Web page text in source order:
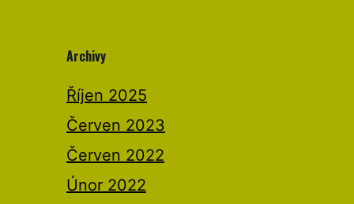
Archivy
Říjen 2025
Červen 2023
Červen 2022
Únor 2022